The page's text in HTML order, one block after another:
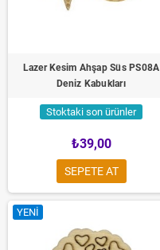
Lazer Kesim Ahşap Süs PS08A
Deniz Kabukları
Stoktaki son ürünler
₺39,00
SEPETE AT
YENI